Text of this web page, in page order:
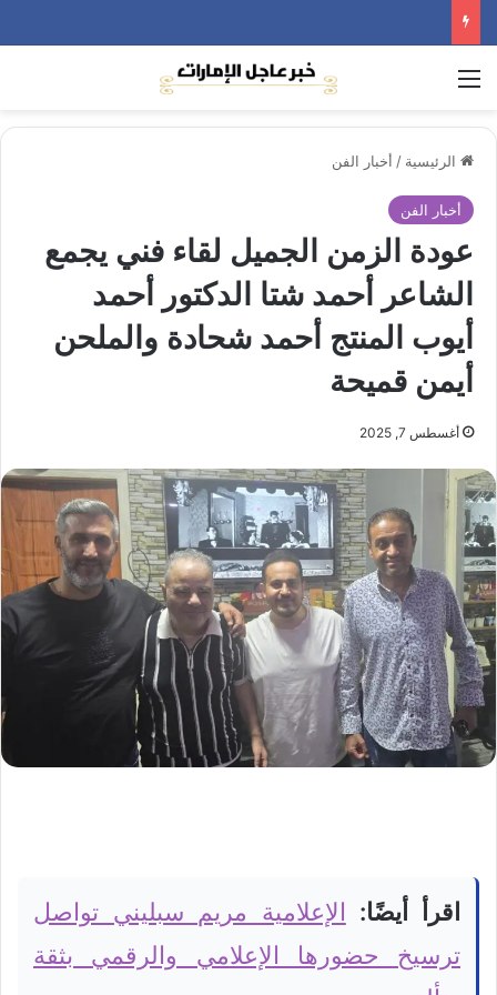
الرئيسية / أخبار الفن
أخبار الفن
عودة الزمن الجميل لقاء فني يجمع
الشاعر أحمد شتا الدكتور أحمد
أيوب المنتج أحمد شحادة والملحن
أيمن قميحة
أغسطس 7, 2025
اقرأ أيضًا: الإعلامية مريم سبليني تواصل
ترسيخ حضورها الإعلامي والرقمي بثقة